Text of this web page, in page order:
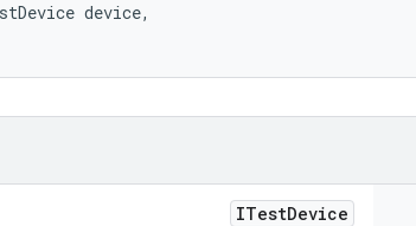
device,
ITestDevice